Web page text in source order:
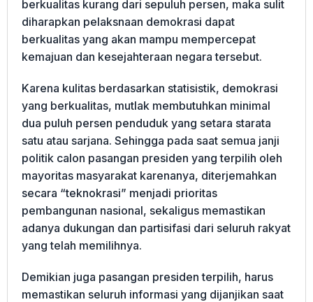
berkualitas kurang dari sepuluh persen, maka sulit
diharapkan pelaksnaan demokrasi dapat
berkualitas yang akan mampu mempercepat
kemajuan dan kesejahteraan negara tersebut.
Karena kulitas berdasarkan statisistik, demokrasi
yang berkualitas, mutlak membutuhkan minimal
dua puluh persen penduduk yang setara starata
satu atau sarjana. Sehingga pada saat semua janji
politik calon pasangan presiden yang terpilih oleh
mayoritas masyarakat karenanya, diterjemahkan
secara “teknokrasi” menjadi prioritas
pembangunan nasional, sekaligus memastikan
adanya dukungan dan partisifasi dari seluruh rakyat
yang telah memilihnya.
Demikian juga pasangan presiden terpilih, harus
memastikan seluruh informasi yang dijanjikan saat